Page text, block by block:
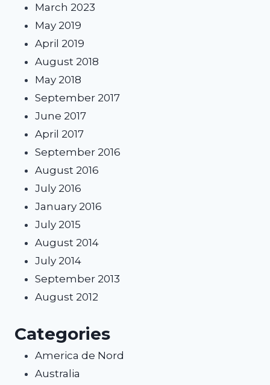
March 2023
May 2019
April 2019
August 2018
May 2018
September 2017
June 2017
April 2017
September 2016
August 2016
July 2016
January 2016
July 2015
August 2014
July 2014
September 2013
August 2012
Categories
America de Nord
Australia